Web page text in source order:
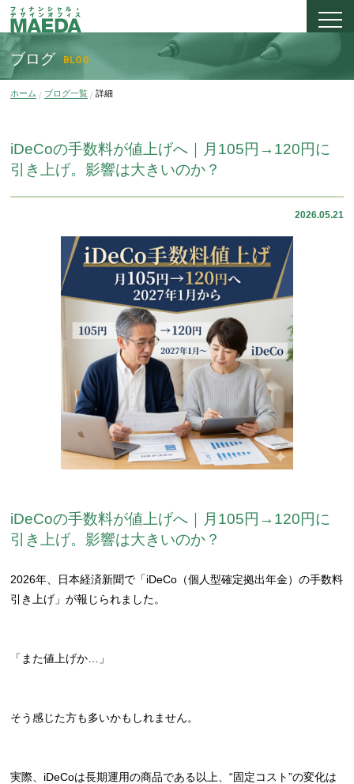
ブログ BLOG
ホーム ブログ一覧 詳細
iDeCoの手数料が値上げへ｜月105円→120円に
引き上げ。影響は大きいのか？
2026.05.21
iDeCoの手数料が値上げへ｜月105円→120円に
引き上げ。影響は大きいのか？
2026年、日本経済新聞で「iDeCo（個人型確定拠出年金）の手数料
引き上げ」が報じられました。
「また値上げか…」
そう感じた方も多いかもしれません。
実際、iDeCoは長期運用の商品である以上、“固定コスト”の変化は